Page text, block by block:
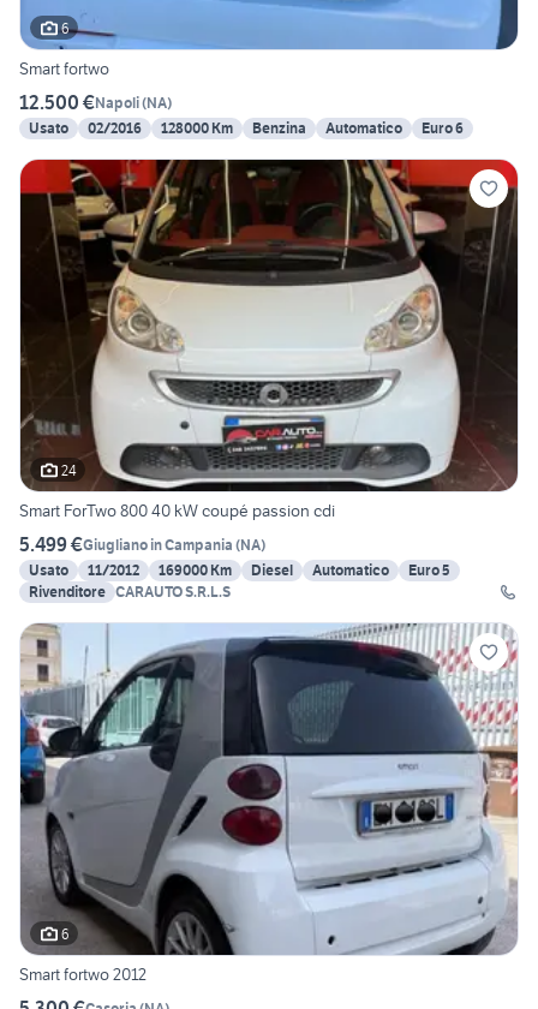
6
Smart fortwo
12.500 €Napoli(NA)
Usato
02/2016 128000 Km Benzina Automatico Euro 6
24
Smart ForTwo 800 40 kW coupé passion cdi
5.499 €Giugliano in Campania (NA)
Usato
11/2012 169000 Km Diesel Automatico
Euro 5
Rivenditore CARAUTO S.R.L.S
6
Smart fortwo 2012